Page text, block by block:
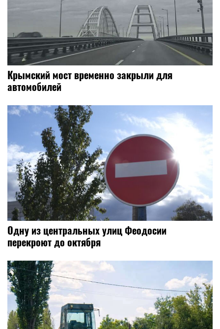
Крымский мост временно закрыли для
автомобилей
Одну из центральных улиц Феодосии
перекроют до октября